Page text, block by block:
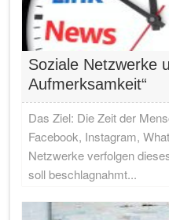
Soziale Netzwerke
Aufmerksamkeit“
Das Ziel: Die Zeit der
Facebook, Instagram,
Netzwerke verfolgen
soll beschlagnahmt...